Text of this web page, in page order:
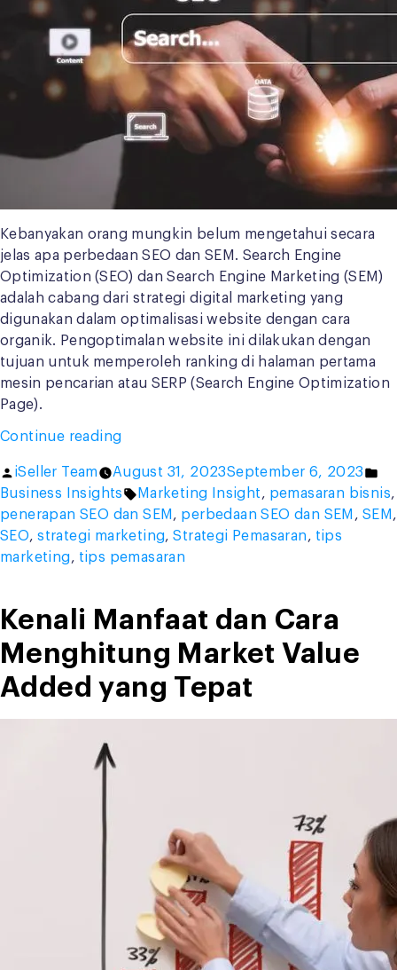
Kebanyakan orang mungkin belum mengetahui secara
jelas apa perbedaan SEO dan SEM. Search Engine
Optimization (SEO) dan Search Engine Marketing (SEM)
adalah cabang dari strategi digital marketing yang
digunakan dalam optimalisasi website dengan cara
organik. Pengoptimalan website ini dilakukan dengan
tujuan untuk memperoleh ranking di halaman pertama
mesin pencarian atau SERP (Search Engine Optimization
Page).
Continue reading“Perbedaan
dan
SEM,
Manfaat,
dan
Strategi
Posted
by
iSeller Team August 31, 2023September 6, 2023
in
Business Insights Tags:
Marketing Insight, pemasaran bisnis,
penerapan SEO dan SEM , perbedaan SEO dan SEM , SEM ,
SEO,strategi marketing,Strategi Pemasaran, tips
marketing, tips pemasaran
Kenali Manfaat dan Cara
Menghitung Market Value
Added yang Tepat